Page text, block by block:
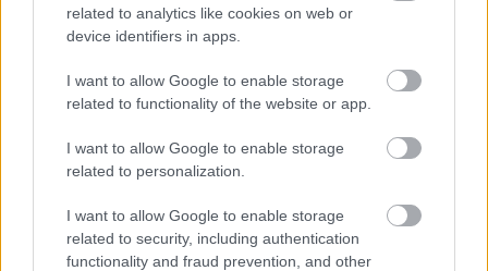
related to analytics like cookies on web or
device identifiers in apps.
I want to allow Google to enable storage
related to functionality of the website or app.
I want to allow Google to enable storage
related to personalization.
I want to allow Google to enable storage
related to security, including authentication
functionality and fraud prevention, and other
Διαβάστε επίσης